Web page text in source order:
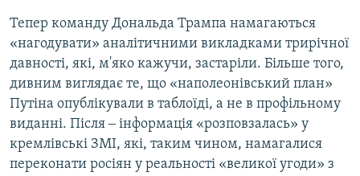
Тепер команду Дональда Трампа намагаються
«нагодувати» аналітичними викладками трирічної
давності, які, м'яко кажучи, застаріли. Більше того,
дивним виглядає те, що «наполеонівський план»
Путіна опублікували в таблоїді, а не в профільному
виданні. Після ‒ інформація «розповзалась» у
кремлівські ЗМІ, які, таким чином, намагалися
переконати росіян у реальності «великої угоди» з